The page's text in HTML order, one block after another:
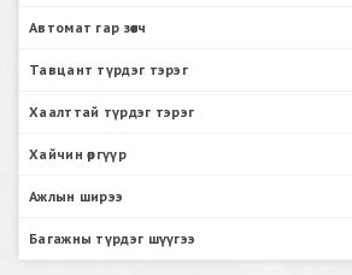
Автомат гар зөөгч
Тавцант түрдэг тэрэг
Хаалттай түрдэг тэрэг
Хайчин өргүүр
Ажлын ширээ
Багажны түрдэг шүүгээ